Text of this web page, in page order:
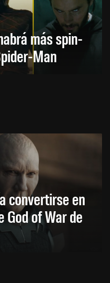
más spin-
Man
convertirse en
God of War de